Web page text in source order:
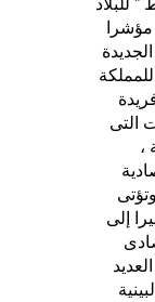
للبلاد
مؤشرا
التى
،
الرؤية السعودية 2030، وتؤتى
إلى